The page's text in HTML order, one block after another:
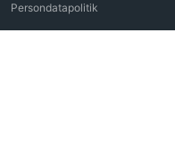
Persondatapolitik